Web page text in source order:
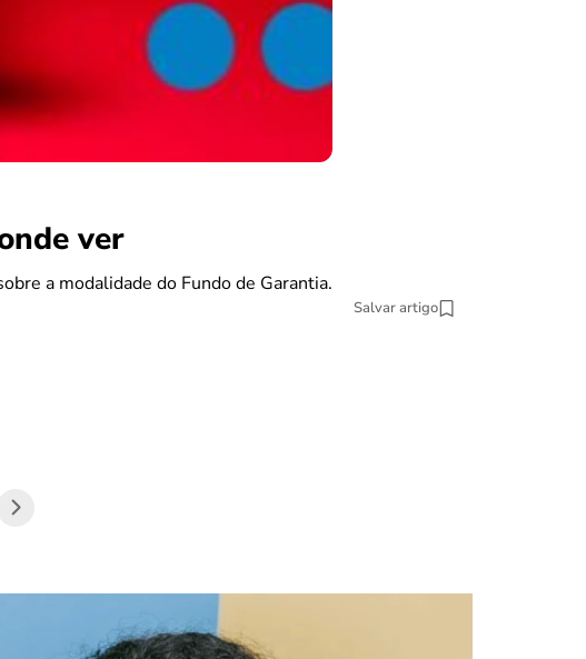
ver
a modalidade do Fundo de Garantia.
Salvar artigo